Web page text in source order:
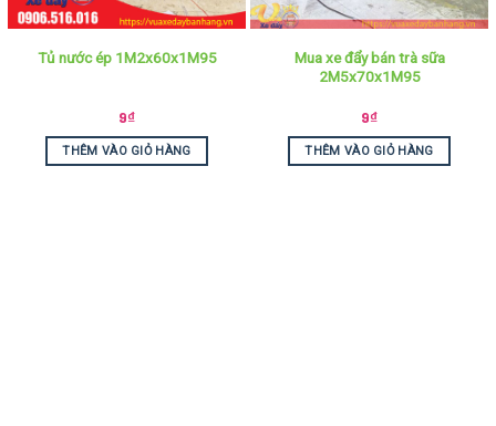
Tủ nước ép 1M2x60x1M95
9₫
THÊM VÀO GIỎ HÀNG
Mua xe đẩy bán trà sữa
2M5x70x1M95
9₫
THÊM VÀO GIỎ HÀNG